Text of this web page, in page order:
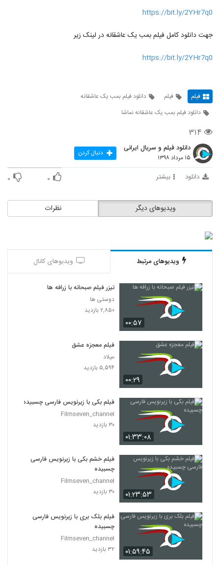
https://bit.ly/2YHr7q0
جهت دانلود کامل فیلم بمب یک عاشقانه در لینک زیر
https://bit.ly/2YHr7q0
فیلم فیلم
دانلود فیلم بمب یک عاشقانه
دانلود فیلم بمب یک عاشقانه نماشا
۳۱۴
دانلود فیلم و سریال ایرانی
۱۵ مرداد ۱۳۹۸ دنبال کردن
دانلود بیشتر ۰ ۰
نظرات ویدیوهای دیگر
ویدیوهای مرتبط ویدیوهای کانال
۰۰:۵۷
تیزر فیلم صبحانه با زرافه ها
دوستی ها
۲,۸۵۰ بازدید
۰۰:۲۹
فیلم معجزه عشق
میلاد
۵,۵۹۴ بازدید
۰۱:۳۳:۰۸
فیلم بکی با زیرنویس فارسی چسبیده
Filmseven_channel
۳۰ بازدید
۰۱:۲۳:۵۳
فیلم خشم بکی با زیرنویس فارسی
چسبیده
Filmseven_channel
۳۰ بازدید
۰۱:۵۹:۴۵
فیلم بلک بری با زیرنویس فارسی
چسبیده
Filmseven_channel
۳۲ بازدید